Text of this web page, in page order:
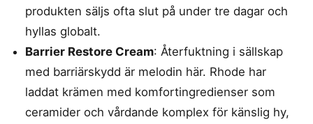
produkten säljs ofta slut på under tre dagar och
hyllas globalt.
Barrier Restore Cream: Återfuktning i sällskap
med barriärskydd är melodin här. Rhode har
laddat krämen med komfortingredienser som
ceramider och vårdande komplex för känslig hy,